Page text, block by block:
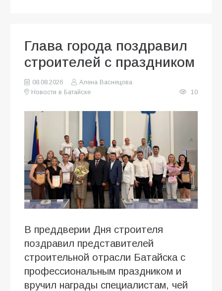
Глава города поздравил
строителей с праздником
08.08.2026
Алена Васнецова
Новости в Батайске
10
В преддверии Дня строителя
поздравил представителей
строительной отрасли Батайска с
профессиональным праздником и
вручил награды специалистам, чей